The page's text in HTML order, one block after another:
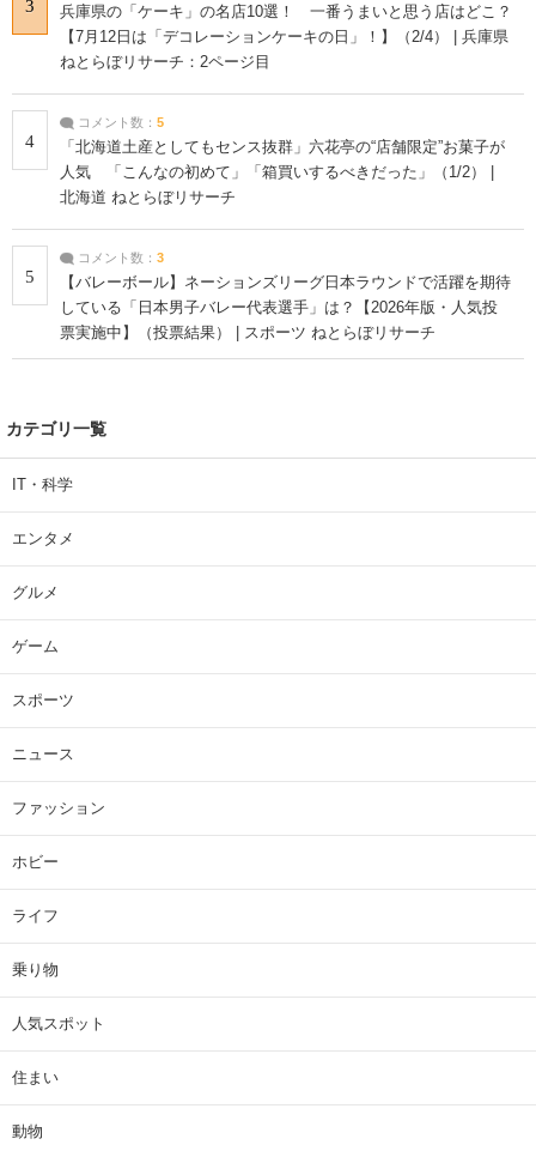
3
兵庫県の「ケーキ」の名店10選！ 一番うまいと思う店はどこ？
【7月12日は「デコレーションケーキの日」！】（2/4） | 兵庫県
ねとらぼリサーチ：2ページ目
4
コメント数： 5
「北海道土産としてもセンス抜群」六花亭の“店舗限定”お菓子が
人気 「こんなの初めて」「箱買いするべきだった」（1/2） |
北海道 ねとらぼリサーチ
5
コメント数： 3
【バレーボール】ネーションズリーグ日本ラウンドで活躍を期待
している「日本男子バレー代表選手」は？【2026年版・人気投
票実施中】（投票結果） | スポーツ ねとらぼリサーチ
カテゴリ一覧
IT・科学
エンタメ
グルメ
ゲーム
スポーツ
ニュース
ファッション
ホビー
ライフ
乗り物
人気スポット
住まい
動物